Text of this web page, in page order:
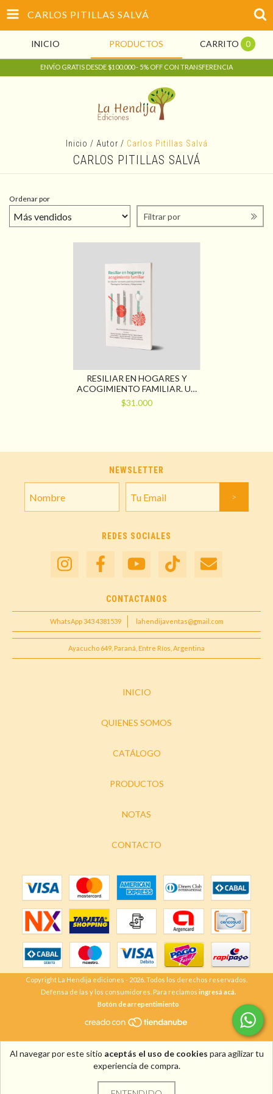
CARLOS PITILLAS SALVÁ
INICIO PRODUCTOS CARRITO 0
ENVÍO GRATIS DESDE $100.000 - 5% OFF CON TRANSFERENCIA
Al navegar por este sitio aceptás el uso de cookies para agilizar tu
experiencia de compra.
Inicio / Autor / Carlos Pitillas Salvá
CARLOS PITILLAS SALVÁ
Ordenar por
Filtrar por
RESILIAR EN HOGARES Y
ACOGIMIENTO FAMILIAR. UN
DESAFÍO NECESARIO PARA
LOS PROCESOS DE
$31.000
NEWSLETTER
REDES SOCIALES
CONTACTANOS
WhatsApp 343 4381539 lahendijaventas@gmail.com
Ayacucho 649, Paraná, Entre Ríos, Argentina
INICIO
QUIENES SOMOS
CATÁLOGO
PRODUCTOS
NOTAS
CONTACTO
Copyright La Hendija ediciones - 2026. Todos los derechos reservados.
Defensa de las y los consumidores. Para reclamos ingresá acá.
Botón de arrepentimiento